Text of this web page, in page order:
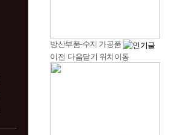
방산부품-수지 가공품
이전 다음닫기 위치이동